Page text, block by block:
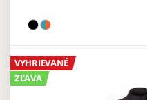
VYHRIEVANÉ
ZĽAVA